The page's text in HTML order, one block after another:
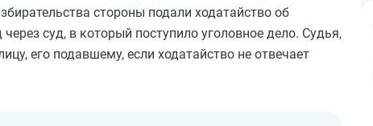
стороны подали ходатайство об
суд, в который поступило уголовное дело. Судья,
его подавшему, если ходатайство не отвечает